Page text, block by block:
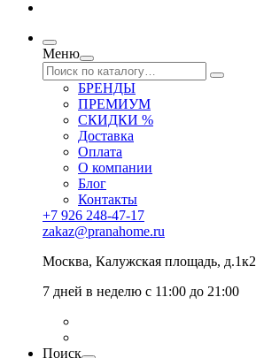
Меню
БРЕНДЫ
ПРЕМИУМ
СКИДКИ %
Доставка
Оплата
О компании
Блог
Контакты
+7 926 248-47-17
zakaz@pranahome.ru
Москва, Калужская площадь, д.1к2
7 дней в неделю с 11:00 до 21:00
Поиск